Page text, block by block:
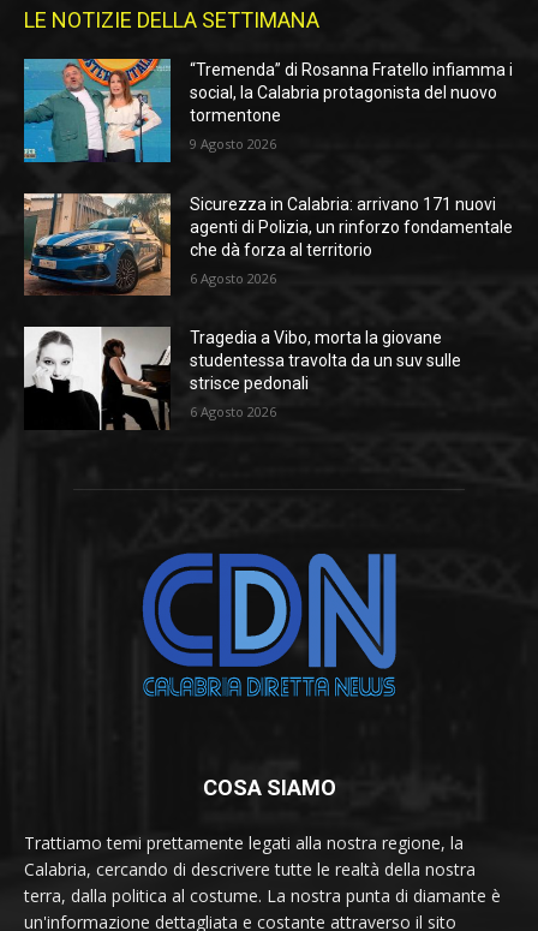
LE NOTIZIE DELLA SETTIMANA
“Tremenda” di Rosanna Fratello infiamma i
social, la Calabria protagonista del nuovo
tormentone
9 Agosto 2026
Sicurezza in Calabria: arrivano 171 nuovi
agenti di Polizia, un rinforzo fondamentale
che dà forza al territorio
6 Agosto 2026
Tragedia a Vibo, morta la giovane
studentessa travolta da un suv sulle
strisce pedonali
6 Agosto 2026
COSA SIAMO
Trattiamo temi prettamente legati alla nostra regione, la
Calabria, cercando di descrivere tutte le realtà della nostra
terra, dalla politica al costume. La nostra punta di diamante è
un'informazione dettagliata e costante attraverso il sito